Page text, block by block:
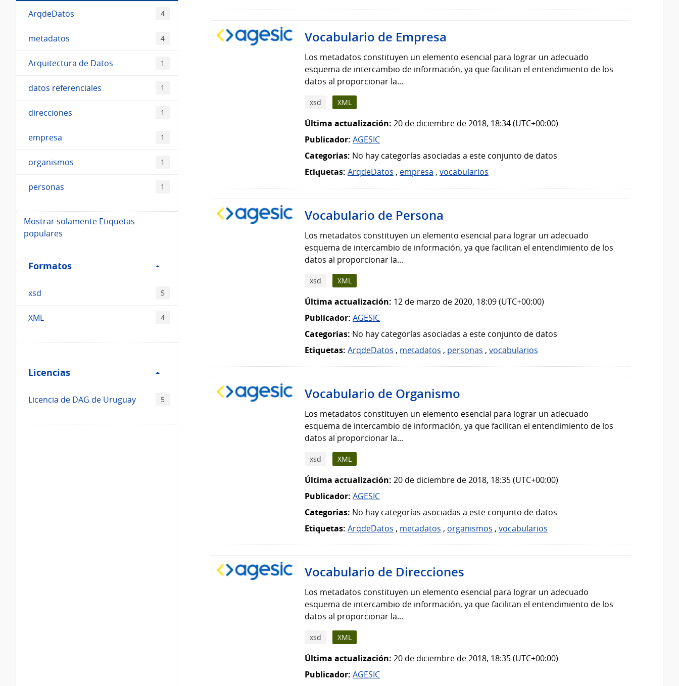
ArqdeDatos 4
metadatos 4
Arquitectura de Datos 1
datos referenciales 1
direcciones 1
empresa 1
organismos 1
personas 1
Mostrar solamente Etiquetas
populares
Formatos
Formatos
xsd 5
XML 4
Licencias
Licencias
Licencia de DAG de Uruguay 5
Vocabulario de Empresa
Los metadatos constituyen un elemento esencial para lograr un adecuado
esquema de intercambio de información, ya que facilitan el entendimiento de los
datos al proporcionar la...
xsd XML
Última actualización: 20 de diciembre de 2018, 18:34 (UTC+00:00)
Publicador: AGESIC
Categorias: No hay categorías asociadas a este conjunto de datos
Etiquetas: ArqdeDatos , empresa , vocabularios
Vocabulario de Persona
Los metadatos constituyen un elemento esencial para lograr un adecuado
esquema de intercambio de información, ya que facilitan el entendimiento de los
datos al proporcionar la...
xsd XML
Última actualización: 12 de marzo de 2020, 18:09 (UTC+00:00)
Publicador: AGESIC
Categorias: No hay categorías asociadas a este conjunto de datos
Etiquetas: ArqdeDatos , metadatos , personas , vocabularios
Vocabulario de Organismo
Los metadatos constituyen un elemento esencial para lograr un adecuado
esquema de intercambio de información, ya que facilitan el entendimiento de los
datos al proporcionar la...
xsd XML
Última actualización: 20 de diciembre de 2018, 18:35 (UTC+00:00)
Publicador: AGESIC
Categorias: No hay categorías asociadas a este conjunto de datos
Etiquetas: ArqdeDatos , metadatos , organismos , vocabularios
Vocabulario de Direcciones
Los metadatos constituyen un elemento esencial para lograr un adecuado
esquema de intercambio de información, ya que facilitan el entendimiento de los
datos al proporcionar la...
xsd XML
Última actualización: 20 de diciembre de 2018, 18:35 (UTC+00:00)
Publicador: AGESIC